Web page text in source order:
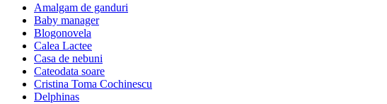
Amalgam de ganduri
Baby manager
Blogonovela
Calea Lactee
Casa de nebuni
Cateodata soare
Cristina Toma Cochinescu
Delphinas